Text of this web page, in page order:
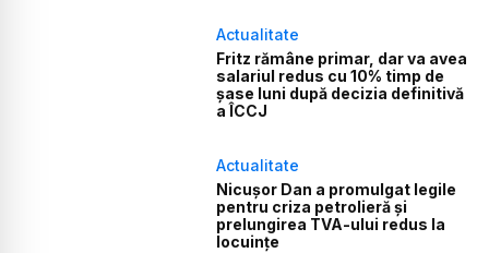
Actualitate
Fritz rămâne primar, dar va avea
salariul redus cu 10% timp de
șase luni după decizia definitivă
a ÎCCJ
Actualitate
Nicușor Dan a promulgat legile
pentru criza petrolieră și
prelungirea TVA-ului redus la
locuințe